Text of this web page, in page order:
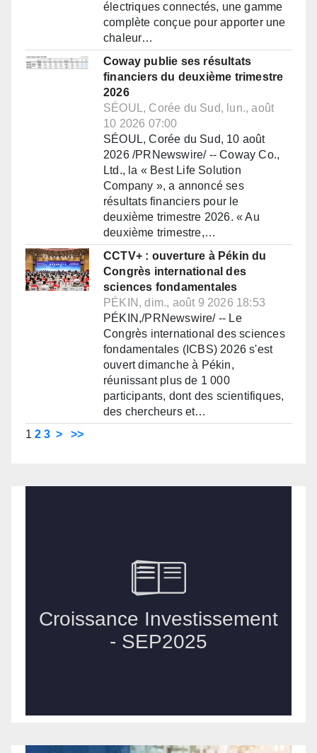
électriques connectés, une gamme
complète conçue pour apporter une
chaleur…
Coway publie ses résultats
financiers du deuxième trimestre
2026
SÉOUL, Corée du Sud, lun., août
10 2026 07:00
SÉOUL, Corée du Sud, 10 août
2026 /PRNewswire/ -- Coway Co.,
Ltd., la « Best Life Solution
Company », a annoncé ses
résultats financiers pour le
deuxième trimestre 2026. « Au
deuxième trimestre,…
CCTV+ : ouverture à Pékin du
Congrès international des
sciences fondamentales
PÉKIN, dim., août 9 2026 18:53
PÉKIN,/PRNewswire/ -- Le
Congrès international des sciences
fondamentales (ICBS) 2026 s'est
ouvert dimanche à Pékin,
réunissant plus de 1 000
participants, dont des scientifiques,
des chercheurs et…
1 2 3 > >>